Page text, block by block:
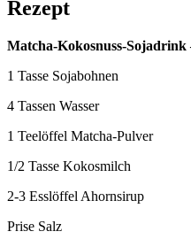
Rezept
Matcha-Kokosnuss-Sojadrink
1 Tasse Sojabohnen
4 Tassen Wasser
1 Teelöffel Matcha-Pulver
1/2 Tasse Kokosmilch
2-3 Esslöffel Ahornsirup
Prise Salz